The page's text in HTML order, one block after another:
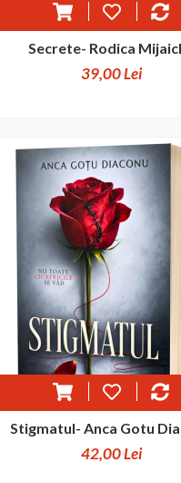
Secrete- Rodica
39,00 Lei
Stigmatul- Anca Gotu
42,00 Lei